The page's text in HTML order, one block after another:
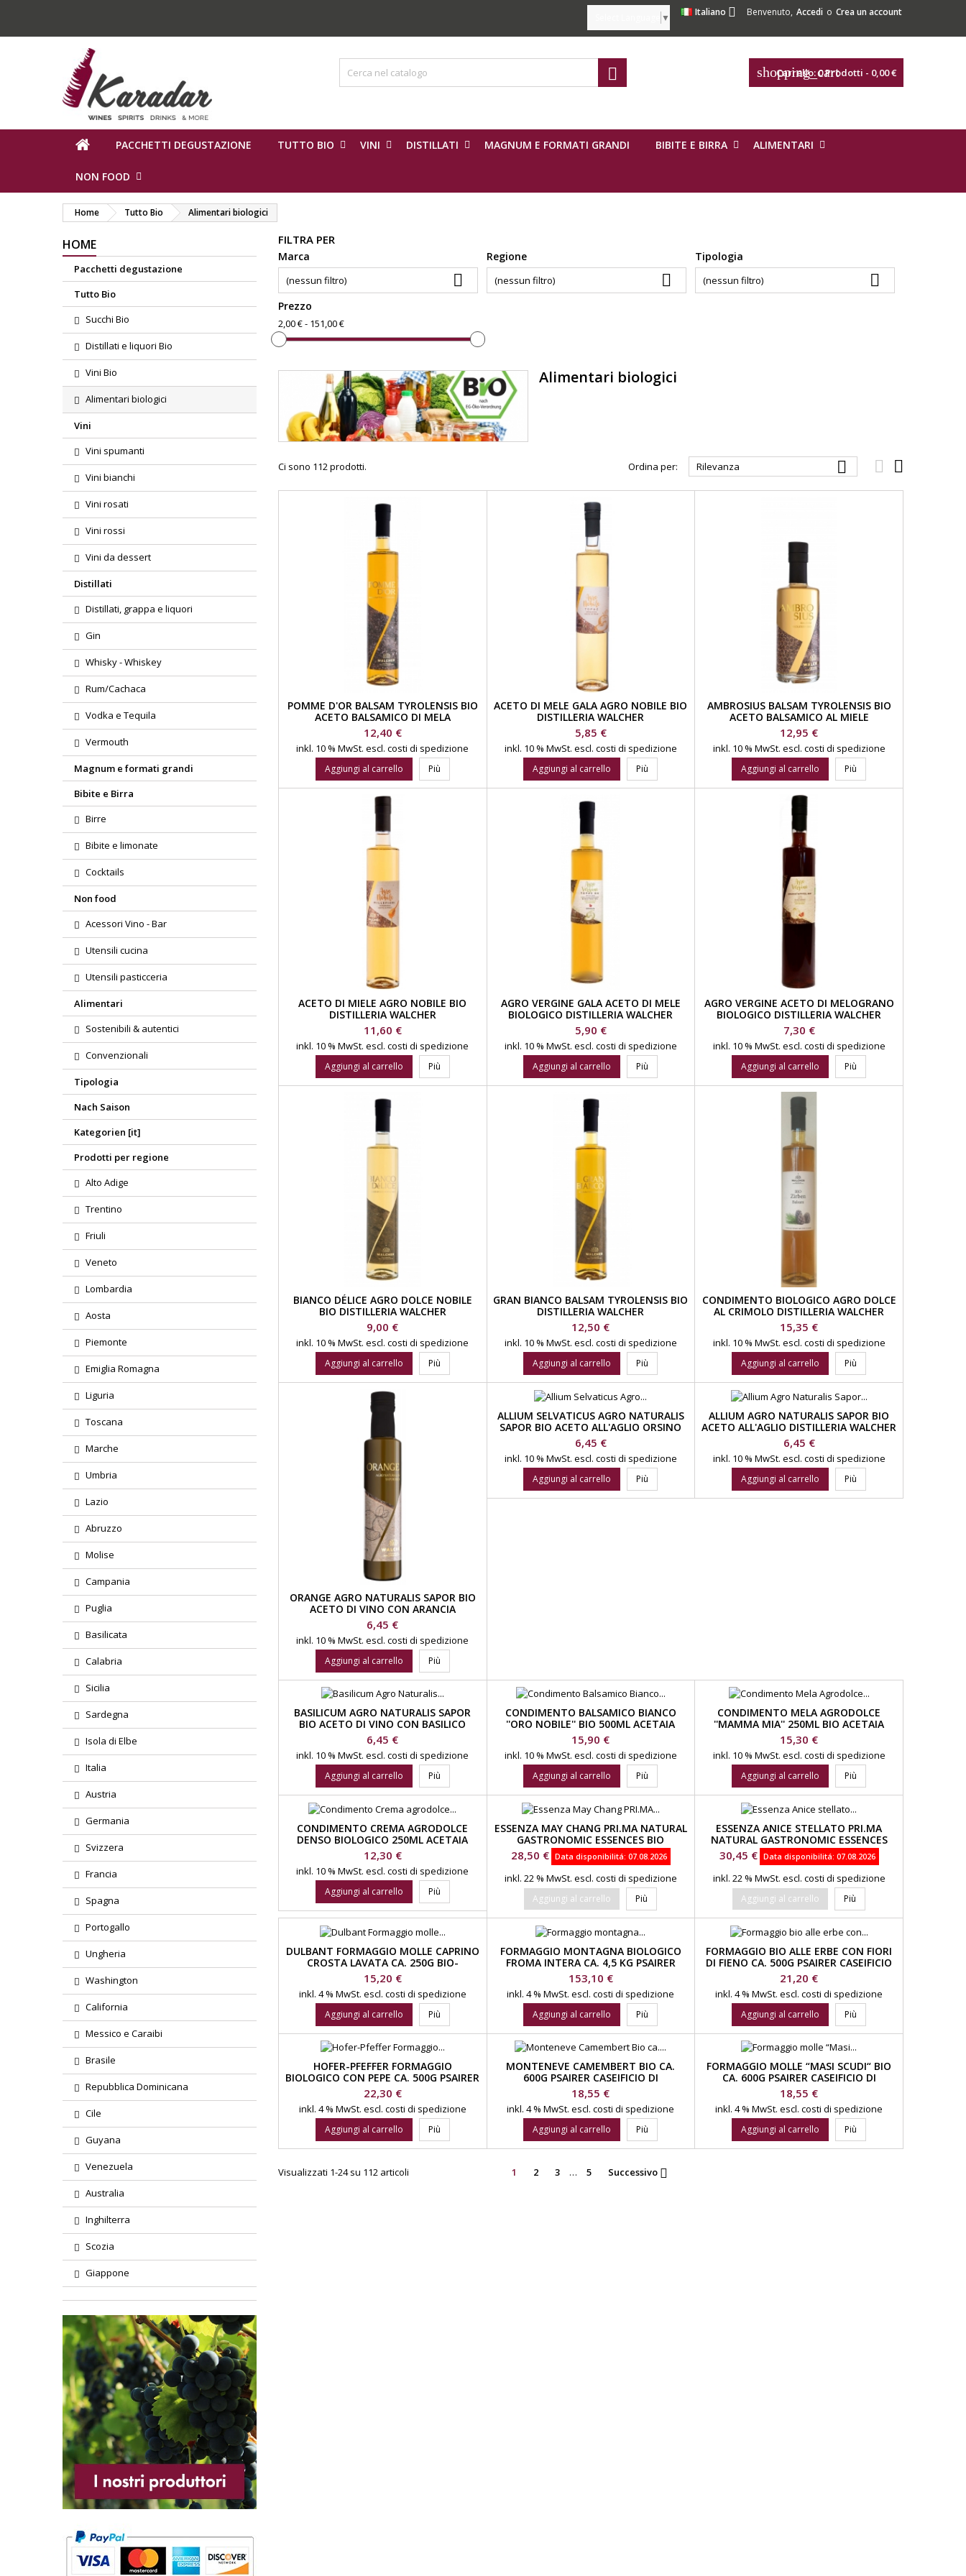
Benvenuto, Accedi o Crea un account
Italiano 
▼
shopping_cart
Carrello:0Prodotti - 0,00 €

PACCHETTI DEGUSTAZIONE TUTTO BIO VINI DISTILLATI MAGNUM E FORMATI GRANDI BIBITE E BIRRA ALIMENTARI
NON FOOD
Home Tutto Bio Alimentari biologici
HOME
Pacchetti degustazione
Tutto Bio
Succhi Bio
Distillati e liquori Bio
Vini Bio
Alimentari biologici
Vini
Vini spumanti
Vini bianchi
Vini rosati
Vini rossi
Vini da dessert
Distillati
Distillati, grappa e liquori
Gin
Whisky - Whiskey
Rum/Cachaca
Vodka e Tequila
Vermouth
Magnum e formati grandi
Bibite e Birra
Birre
Bibite e limonate
Cocktails
Non food
Acessori Vino - Bar
Utensili cucina
Utensili pasticceria
Alimentari
Sostenibili & autentici
Convenzionali
Tipologia
Nach Saison
Kategorien [it]
Prodotti per regione
Alto Adige
Trentino
Friuli
Veneto
Lombardia
Aosta
Piemonte
Emiglia Romagna
Liguria
Toscana
Marche
Umbria
Lazio
Abruzzo
Molise
Campania
Puglia
Basilicata
Calabria
Sicilia
Sardegna
Isola di Elbe
Italia
Austria
Germania
Svizzera
Francia
Spagna
Portogallo
Ungheria
Washington
California
Messico e Caraibi
Brasile
Repubblica Dominicana
Cile
Guyana
Venezuela
Australia
Inghilterra
Scozia
Giappone
FILTRA PER
Marca
(nessun filtro) 
Regione
(nessun filtro) 
Tipologia
(nessun filtro) 
Prezzo
2,00 € - 151,00 €
Alimentari biologici
Ci sono 112 prodotti. Ordina per: Rilevanza   
POMME D'OR BALSAM TYROLENSIS BIO
ACETO BALSAMICO DI MELA
DISTILLERIA WALCHER
Prezzo
12,40 €
inkl. 10 % MwSt.escl. costi di spedizione
Aggiungi al carrello Più
ACETO DI MELE GALA AGRO NOBILE BIO
DISTILLERIA WALCHER
Prezzo
5,85 €
inkl. 10 % MwSt. escl. costi di spedizione
Aggiungi al carrello Più
AMBROSIUS BALSAM TYROLENSIS BIO
ACETO BALSAMICO AL MIELE
DISTILLERIA WALCHER
Prezzo
12,95 €
inkl. 10 % MwSt. escl. costi di spedizione
Aggiungi al carrello Più
ACETO DI MIELE AGRO NOBILE BIO
DISTILLERIA WALCHER
Prezzo
11,60 €
inkl. 10 % MwSt.escl. costi di spedizione
Aggiungi al carrello Più
AGRO VERGINE GALA ACETO DI MELE
BIOLOGICO DISTILLERIA WALCHER
Prezzo
5,90 €
inkl. 10 % MwSt. escl. costi di spedizione
Aggiungi al carrello Più
AGRO VERGINE ACETO DI MELOGRANO
BIOLOGICO DISTILLERIA WALCHER
Prezzo
7,30 €
inkl. 10 % MwSt. escl. costi di spedizione
Aggiungi al carrello Più
BIANCO DÉLICE AGRO DOLCE NOBILE
BIO DISTILLERIA WALCHER
Prezzo
9,00 €
inkl. 10 % MwSt.escl. costi di spedizione
Aggiungi al carrello Più
GRAN BIANCO BALSAM TYROLENSIS BIO
DISTILLERIA WALCHER
Prezzo
12,50 €
inkl. 10 % MwSt. escl. costi di spedizione
Aggiungi al carrello Più
CONDIMENTO BIOLOGICO AGRO DOLCE
AL CRIMOLO DISTILLERIA WALCHER
Prezzo
15,35 €
inkl. 10 % MwSt. escl. costi di spedizione
Aggiungi al carrello Più
ORANGE AGRO NATURALIS SAPOR BIO
ACETO DI VINO CON ARANCIA
DISTILLERIA WALCHER
Prezzo
6,45 €
inkl. 10 % MwSt.escl. costi di spedizione
Aggiungi al carrello Più
ALLIUM SELVATICUS AGRO NATURALIS
SAPOR BIO ACETO ALL'AGLIO ORSINO
DISTILLERIA WALCHER
Prezzo
6,45 €
inkl. 10 % MwSt. escl. costi di spedizione
Aggiungi al carrello Più
ALLIUM AGRO NATURALIS SAPOR BIO
ACETO ALL'AGLIO DISTILLERIA WALCHER
Prezzo
6,45 €
inkl. 10 % MwSt. escl. costi di spedizione
Aggiungi al carrello Più
BASILICUM AGRO NATURALIS SAPOR
BIO ACETO DI VINO CON BASILICO
DISTILLERIA WALCHER
Prezzo
6,45 €
inkl. 10 % MwSt.escl. costi di spedizione
Aggiungi al carrello Più
CONDIMENTO BALSAMICO BIANCO
''ORO NOBILE'' BIO 500ML ACETAIA
LEONARDI
Prezzo
15,90 €
inkl. 10 % MwSt. escl. costi di spedizione
Aggiungi al carrello Più
CONDIMENTO MELA AGRODOLCE
''MAMMA MIA'' 250ML BIO ACETAIA
LEONARDI
Prezzo
15,30 €
inkl. 10 % MwSt. escl. costi di spedizione
Aggiungi al carrello Più
CONDIMENTO CREMA AGRODOLCE
DENSO BIOLOGICO 250ML ACETAIA
LEONARDI
Prezzo
12,30 €
inkl. 10 % MwSt.escl. costi di spedizione
Aggiungi al carrello Più
ESSENZA MAY CHANG PRI.MA NATURAL
GASTRONOMIC ESSENCES BIO
Prezzo
28,50 € Data disponibilitá: 07.08.2026
inkl. 22 % MwSt. escl. costi di spedizione
Aggiungi al carrello Più
ESSENZA ANICE STELLATO PRI.MA
NATURAL GASTRONOMIC ESSENCES
BIO
Prezzo
30,45 € Data disponibilitá: 07.08.2026
inkl. 22 % MwSt. escl. costi di spedizione
Aggiungi al carrello Più
DULBANT FORMAGGIO MOLLE CAPRINO
CROSTA LAVATA CA. 250G BIO-
LATTERIA PRATO ALLO STELVIO
Prezzo
15,20 €
inkl. 4 % MwSt. escl. costi di spedizione
Aggiungi al carrello Più
FORMAGGIO MONTAGNA BIOLOGICO
FROMA INTERA CA. 4,5 KG PSAIRER
CASEIFICIO DI MONTAGNA VAL PASSIRIA
Prezzo
153,10 €
inkl. 4 % MwSt.escl. costi di spedizione
Aggiungi al carrello Più
FORMAGGIO BIO ALLE ERBE CON FIORI
DI FIENO CA. 500G PSAIRER CASEIFICIO
DI MONTAGNA VAL PASSIRIA
Prezzo
21,20 €
inkl. 4 % MwSt.escl. costi di spedizione
Aggiungi al carrello Più
HOFER-PFEFFER FORMAGGIO
BIOLOGICO CON PEPE CA. 500G PSAIRER
CASEIFICIO DI MONTAGNA VAL PASSIRIA
Prezzo
22,30 €
inkl. 4 % MwSt. escl. costi di spedizione
Aggiungi al carrello Più
MONTENEVE CAMEMBERT BIO CA.
600G PSAIRER CASEIFICIO DI
MONTAGNA VAL PASSIRIA
Prezzo
18,55 €
inkl. 4 % MwSt.escl. costi di spedizione
Aggiungi al carrello Più
FORMAGGIO MOLLE “MASI SCUDI“ BIO
CA. 600G PSAIRER CASEIFICIO DI
MONTAGNA VAL PASSIRIA
Prezzo
18,55 €
inkl. 4 % MwSt.escl. costi di spedizione
Aggiungi al carrello Più
Visualizzati 1-24 su 112 articoli 1 2 3 … 5 Successivo 